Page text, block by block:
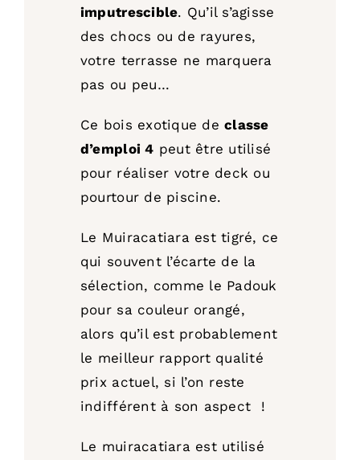
imputrescible. Qu’il s’agisse
des chocs ou de rayures,
votre terrasse ne marquera
pas ou peu…
Ce bois exotique declasse
d’emploi 4 peut être utilisé
pour réaliser votre deck ou
pourtour de piscine.
Le Muiracatiara est tigré, ce
qui souvent l’écarte de la
sélection, comme le Padouk
pour sa couleur orangé,
alors qu’il est probablement
le meilleur rapport qualité
prix actuel, si l’on reste
indifférent à son aspect !
Le muiracatiara est utilisé